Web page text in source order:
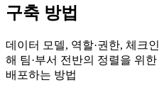
구축 방법
데이터 모델, 역할·권한, 체크
해 팀·부서 전반의 정렬을 위
배포하는 방법